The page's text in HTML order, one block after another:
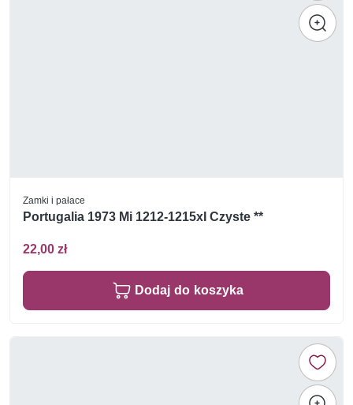
Zamki i pałace
Portugalia 1973 Mi 1212-1215xI Czyste **
22,00 zł
Dodaj do koszyka